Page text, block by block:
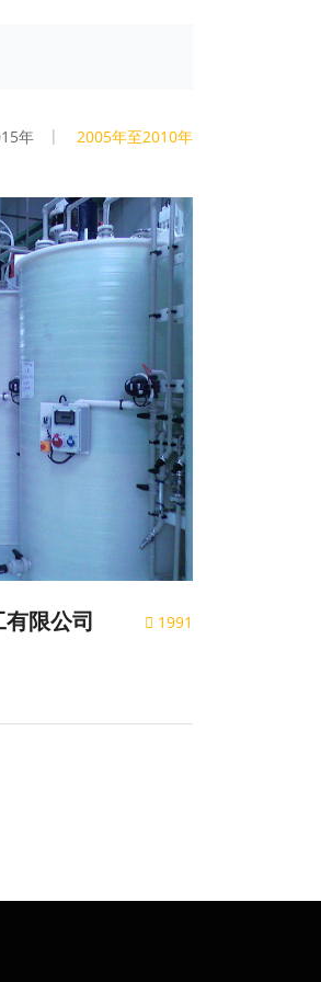
年 2005年至2010年
1991
限公司